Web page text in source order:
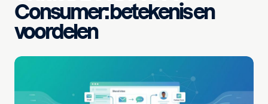
Consumer: betekenis en
voordelen